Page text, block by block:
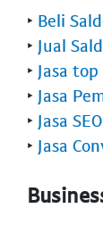
‣ Beli
‣ Jual
‣ Jasa
‣ Jasa
‣ Jasa
‣ Jasa